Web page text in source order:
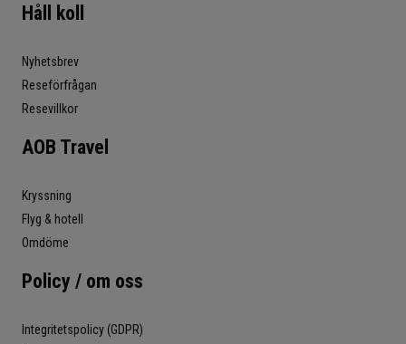
Håll koll
Nyhetsbrev
Reseförfrågan
Resevillkor
AOB Travel
Kryssning
Flyg & hotell
Omdöme
Policy / om oss
Integritetspolicy (GDPR)